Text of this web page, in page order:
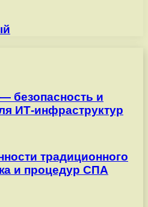
безопасность и
ИТ-инфраструктур
традиционного
и процедур СПА